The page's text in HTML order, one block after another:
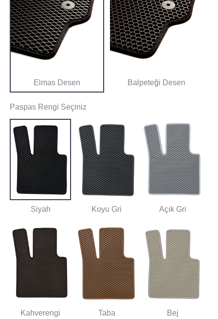
Elmas Desen Balpeteği Desen
Paspas Rengi Seçiniz
Siyah Koyu Gri Açık Gri
Kahverengi Taba Bej